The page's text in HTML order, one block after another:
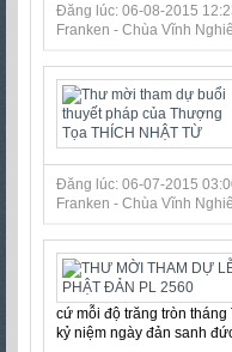
Đăng lúc: 06-08-2015
Franken - Chùa Vĩnh
Đăng lúc: 06-07-2015
Franken - Chùa Vĩnh
cứ mỗi độ trăng tròn
kỷ niệm ngày đản sanh